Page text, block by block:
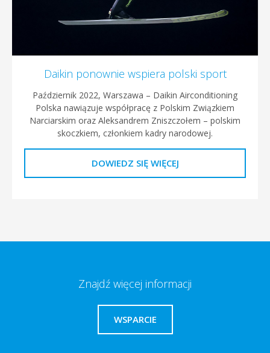
Daikin ponownie wspiera polski sport
Październik 2022, Warszawa – Daikin Airconditioning
Polska nawiązuje współpracę z Polskim Związkiem
Narciarskim oraz Aleksandrem Zniszczołem – polskim
skoczkiem, członkiem kadry narodowej.
DOWIEDZ SIĘ WIĘCEJ
Znajdź więcej informacji
WSPARCIE